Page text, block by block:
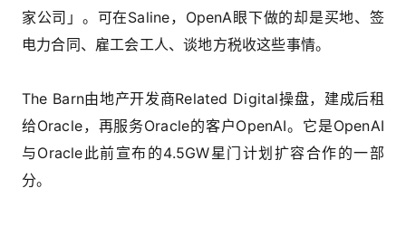
家公司」。可在Saline，OpenA眼下做的却是买地、签
电力合同、雇工会工人、谈地方税收这些事情。
The Barn由地产开发商Related Digital操盘，建成后租
给Oracle，再服务Oracle的客户OpenAI。它是OpenAI
与Oracle此前宣布的4.5GW星门计划扩容合作的一部
分。